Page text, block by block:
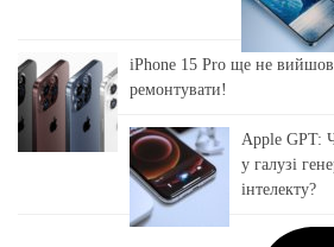
iPhone 15 Pro ще не
ремонтувати!
Apple GPT:
у галузі
інтелекту?